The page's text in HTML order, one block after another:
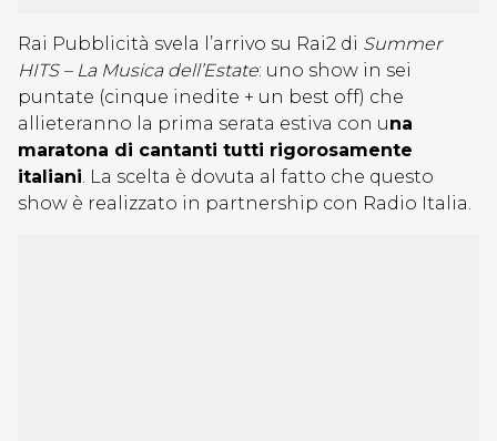
Rai Pubblicità svela l’arrivo su Rai2 di Summer
HITS – La Musica dell’Estate: uno show in sei
puntate (cinque inedite + un best off) che
allieteranno la prima serata estiva con una
maratona di cantanti tutti rigorosamente
italiani. La scelta è dovuta al fatto che questo
show è realizzato in partnership con Radio Italia.